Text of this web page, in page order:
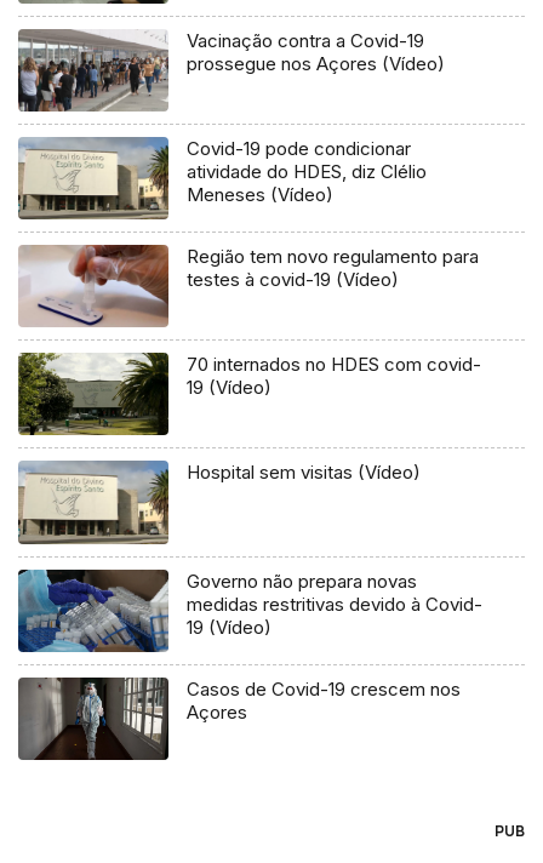
Vacinação contra a Covid-19
prossegue nos Açores (Vídeo)
Covid-19 pode condicionar
atividade do HDES, diz Clélio
Meneses (Vídeo)
Região tem novo regulamento para
testes à covid-19 (Vídeo)
70 internados no HDES com covid-
19 (Vídeo)
Hospital sem visitas (Vídeo)
Governo não prepara novas
medidas restritivas devido à Covid-
19 (Vídeo)
Casos de Covid-19 crescem nos
Açores
PUB